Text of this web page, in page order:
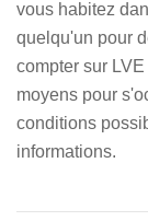
vous habitez
quelqu'un pour
compter sur
moyens pour
conditions
informations.